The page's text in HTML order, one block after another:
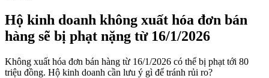
Hộ kinh doanh không xuất hóa đơn bán
hàng sẽ bị phạt nặng từ 16/1/2026
Không xuất hóa đơn bán hàng từ 16/1/2026 có thể bị phạt tới 80
triệu đồng. Hộ kinh doanh cần lưu ý gì để tránh rủi ro?